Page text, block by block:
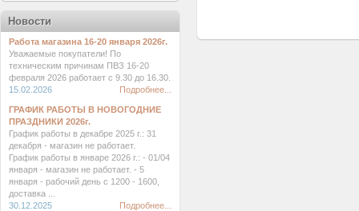
Новости
Работа магазина 16-20 января 2026г.
Уважаемые покупатели! По
техническим причинам ПВЗ 16-20
февраля 2026 работает с 9.30 до 16.30.
15.02.2026
Подробнее...
ГРАФИК РАБОТЫ В НОВОГОДНИЕ
ПРАЗДНИКИ 2026г.
График работы в декабре 2025 г.: 31
декабря - магазин не работает.
График работы в январе 2026 г.: - 01/04
января - магазин не работает. - 5
января - рабочий день с 1200 - 1600,
доставка ...
30.12.2025
Подробнее...